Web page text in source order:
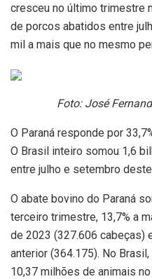
cresceu no último trimestre
de porcos abatidos entre
mil a mais que no mesmo
Foto: José
O Paraná responde por
O Brasil inteiro somou 1,6
entre julho e setembro deste
O abate bovino do Paraná
terceiro trimestre, 13,7% a
de 2023 (327.606 cabeças)
anterior (364.175). No
10,37 milhões de animais